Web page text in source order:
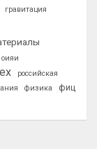
гравитация
оияи
российская
физика
фиц